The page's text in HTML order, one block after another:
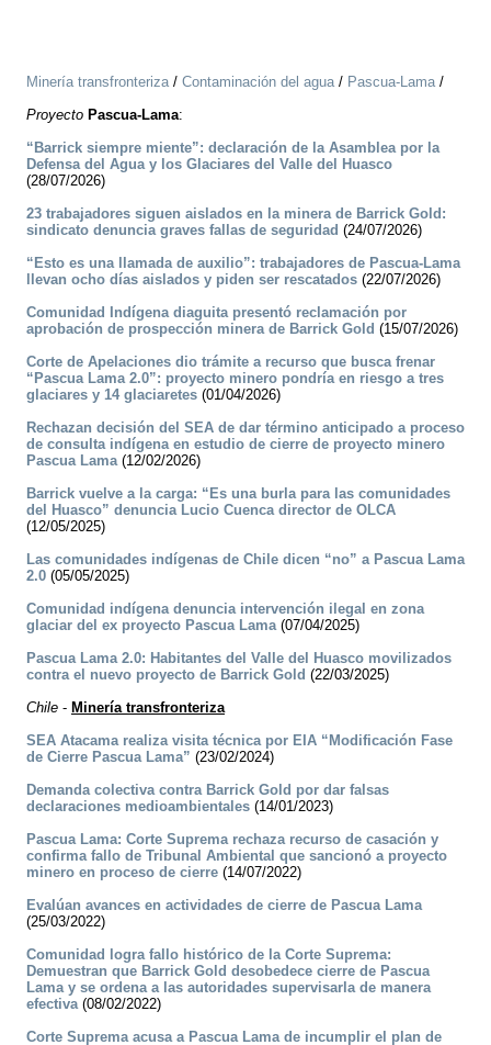
Minería transfronteriza/ Contaminación del agua/ Pascua-Lama/
Proyecto Pascua-Lama:
“Barrick siempre miente”: declaración de la Asamblea por la
Defensa del Agua y los Glaciares del Valle del Huasco
(28/07/2026)
23 trabajadores siguen aislados en la minera de Barrick Gold:
sindicato denuncia graves fallas de seguridad (24/07/2026)
“Esto es una llamada de auxilio”: trabajadores de Pascua-Lama
llevan ocho días aislados y piden ser rescatados (22/07/2026)
Comunidad Indígena diaguita presentó reclamación por
aprobación de prospección minera de Barrick Gold (15/07/2026)
Corte de Apelaciones dio trámite a recurso que busca frenar
“Pascua Lama 2.0”: proyecto minero pondría en riesgo a tres
glaciares y 14 glaciaretes (01/04/2026)
Rechazan decisión del SEA de dar término anticipado a proceso
de consulta indígena en estudio de cierre de proyecto minero
Pascua Lama(12/02/2026)
Barrick vuelve a la carga: “Es una burla para las comunidades
del Huasco” denuncia Lucio Cuenca director de OLCA
(12/05/2025)
Las comunidades indígenas de Chile dicen “no” a Pascua Lama
2.0 (05/05/2025)
Comunidad indígena denuncia intervención ilegal en zona
glaciar del ex proyecto Pascua Lama(07/04/2025)
Pascua Lama 2.0: Habitantes del Valle del Huasco movilizados
contra el nuevo proyecto de Barrick Gold (22/03/2025)
Chile - Minería transfronteriza
SEA Atacama realiza visita técnica por EIA “Modificación Fase
de Cierre Pascua Lama” (23/02/2024)
Demanda colectiva contra Barrick Gold por dar falsas
declaraciones medioambientales (14/01/2023)
Pascua Lama: Corte Suprema rechaza recurso de casación y
confirma fallo de Tribunal Ambiental que sancionó a proyecto
minero en proceso de cierre (14/07/2022)
Evalúan avances en actividades de cierre de Pascua Lama
(25/03/2022)
Comunidad logra fallo histórico de la Corte Suprema:
Demuestran que Barrick Gold desobedece cierre de Pascua
Lama y se ordena a las autoridades supervisarla de manera
efectiva(08/02/2022)
Corte Suprema acusa a Pascua Lama de incumplir el plan de